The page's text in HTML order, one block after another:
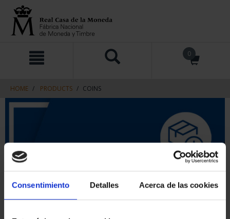
Consentimiento Detalles Acerca de las cookies
navigation
0
HOME PRODUCTS COINS